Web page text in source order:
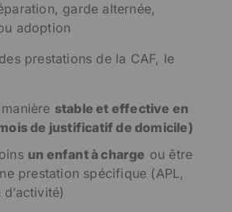
garde alternée,
adoption
prestations de la CAF, le
stable et effective en
de justificatif de domicile)
un enfant à charge ou être
prestation spécifique (APL,